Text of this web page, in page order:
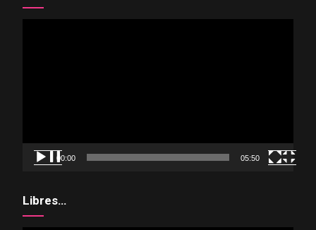
00:00 05:50
Libres…